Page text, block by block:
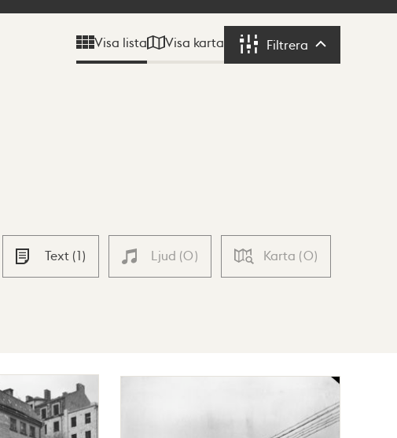
Visa lista Visa karta Filtrera Filtrera
Text (1) Ljud (0) Karta (0)